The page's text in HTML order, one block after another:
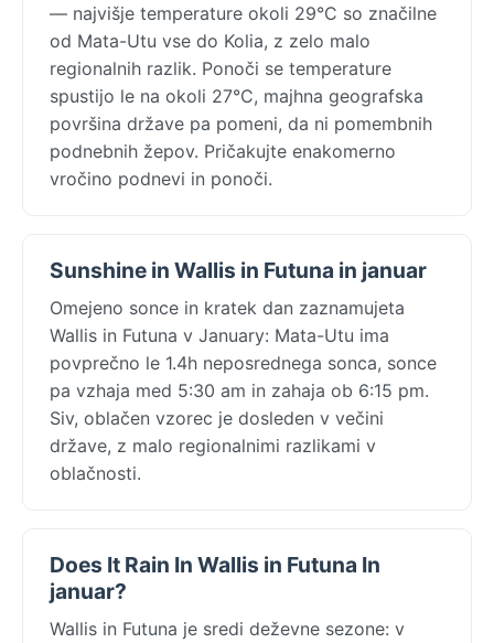
— najvišje temperature okoli 29°C so značilne
od Mata-Utu vse do Kolia, z zelo malo
regionalnih razlik. Ponoči se temperature
spustijo le na okoli 27°C, majhna geografska
površina države pa pomeni, da ni pomembnih
podnebnih žepov. Pričakujte enakomerno
vročino podnevi in ponoči.
Sunshine in Wallis in Futuna in januar
Omejeno sonce in kratek dan zaznamujeta
Wallis in Futuna v January: Mata-Utu ima
povprečno le 1.4h neposrednega sonca, sonce
pa vzhaja med 5:30 am in zahaja ob 6:15 pm.
Siv, oblačen vzorec je dosleden v večini
države, z malo regionalnimi razlikami v
oblačnosti.
Does It Rain In Wallis in Futuna In
januar?
Wallis in Futuna je sredi deževne sezone: v